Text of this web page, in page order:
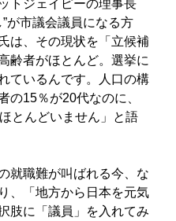
トジェイピーの理事長
が市議会議員になる方
は、その現状を「立候補
齢者がほとんど。選挙に
ているんです。人口の構
の15％が20代なのに、
とんどいません」と語
就職難が叫ばれる今、な
、「地方から日本を元気
肢に「議員」を入れてみ